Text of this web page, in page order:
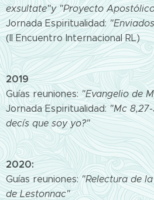
exsultate"y "Proyecto
Jornada Espiritualidad:
(II Encuentro Internacional RL)
2019
Guías reuniones:"Evangelio de
Jornada Espiritualidad: "Mc
decís que soy yo?"
2020:
Guías reuniones:"Relectura de
de Lestonnac"